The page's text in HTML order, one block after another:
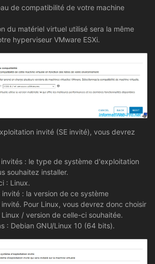
de compatibilité de votre machine
du matériel virtuel utilisé sera la même
hyperviseur VMware ESXi.
invité (SE invité), vous devrez
invités : le type de système d'exploitation
souhaitez installer.
: Linux.
invité : la version de ce système
Pour Linux, vous devrez donc choisir
/ version de celle-ci souhaitée.
: Debian GNU/Linux 10 (64 bits).